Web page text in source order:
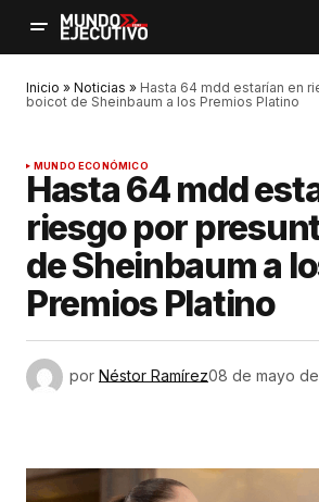
Inicio » Noticias » Hasta 64 mdd estarían en
boicot de Sheinbaum a los Premios Platino
MUNDO ECONÓMICO
Hasta 64 mdd
riesgo por
de Sheinbaum a
Premios Platino
por Néstor Ramírez08 de mayo